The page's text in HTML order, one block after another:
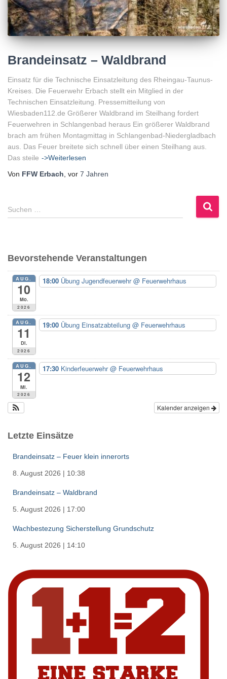
Brandeinsatz – Waldbrand
Einsatz für die Technische Einsatzleitung des Rheingau-Taunus-
Kreises. Die Feuerwehr Erbach stellt ein Mitglied in der
Technischen Einsatzleitung. Pressemitteilung von
Wiesbaden112.de Größerer Waldbrand im Steilhang fordert
Feuerwehren in Schlangenbad heraus Ein größerer Waldbrand
brach am frühen Montagmittag in Schlangenbad-Niedergladbach
aus. Das Feuer breitete sich schnell über einen Steilhang aus.
Das steile ->Weiterlesen
Von FFW Erbach, vor 7 Jahren
S
u
n
n
:
Suchen …
Bevorstehende Veranstaltungen
AUG.
10
Mo.
2026
18:00 Übung Jugendfeuerwehr@ Feuerwehrhaus
AUG.
11
Di.
2026
19:00 Übung Einsatzabteilung @ Feuerwehrhaus
AUG.
12
Mi.
2026
17:30 Kinderfeuerwehr@ Feuerwehrhaus
Kalender anzeigen
Letzte Einsätze
Brandeinsatz – Feuer klein innerorts
8. August 2026 | 10:38
Brandeinsatz – Waldbrand
5. August 2026 | 17:00
Wachbestezung Sicherstellung Grundschutz
5. August 2026 | 14:10